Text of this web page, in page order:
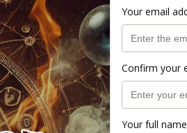
Your email
Confirm your
Your full name